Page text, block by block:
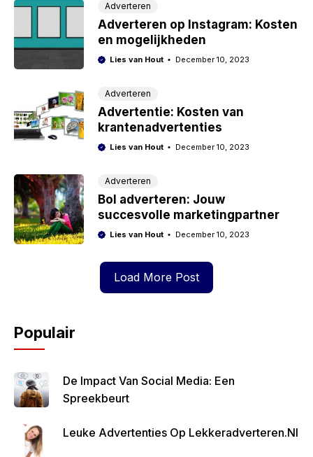
Adverteren
Adverteren op Instagram: Kosten
en mogelijkheden
Lies van Hout December 10, 2023
Adverteren
Advertentie: Kosten van
krantenadvertenties
Lies van Hout December 10, 2023
Adverteren
Bol adverteren: Jouw
succesvolle marketingpartner
Lies van Hout December 10, 2023
Load More Post
Populair
De Impact Van Social Media: Een
Spreekbeurt
Leuke Advertenties Op Lekkeradverteren.nl